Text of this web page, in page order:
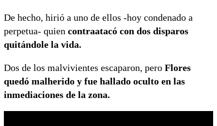
De hecho, hirió a uno de ellos -hoy condenado a
perpetua- quien contraatacó con dos disparos
quitándole la vida.
Dos de los malvivientes escaparon, pero Flores
quedó malherido y fue hallado oculto en las
inmediaciones de la zona.